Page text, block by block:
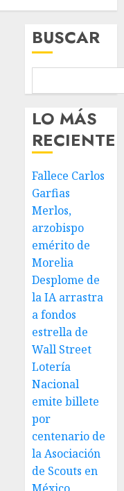
BUSCAR
LO MÁS
RECIENTE
Fallece Carlos
Garfias
Merlos,
arzobispo
emérito de
Morelia
Desplome de
la IA arrastra
a fondos
estrella de
Wall Street
Lotería
Nacional
emite billete
por
centenario de
la Asociación
de Scouts en